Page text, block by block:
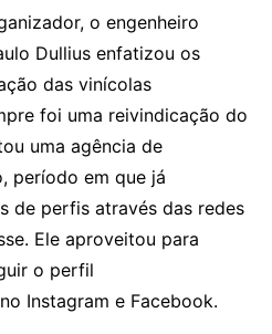
o engenheiro
Dullius enfatizou os
das vinícolas
foi uma reivindicação do
uma agência de
período em que já
de perfis através das redes
Ele aproveitou para
o perfil
Instagram e Facebook.